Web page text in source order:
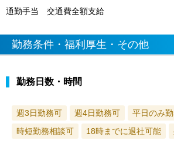
通勤手当 交通費全額支給
勤務条件・福利厚生・その他
勤務日数・時間
週3日勤務可 週4日勤務可
平日のみ
時短勤務相談可
18時までに退社可能